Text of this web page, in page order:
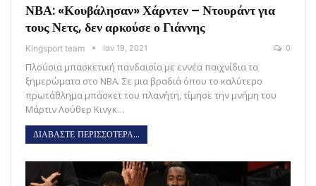
ΝΒΑ: «Κουβάλησαν» Χάρντεν – Ντουράντ για
τους Νετς, δεν αρκούσε ο Γιάννης
Kingsport team Ιαν 19, 2021 0
Πλούσια μπασκετική πανδαισία με εννέα παιχνίδια τα
ξημερώματα στο ΝΒΑ. Σε μια βραδιά όπου το καλύτερο
πρωτάθλημα μπάσκετ του πλανήτη, τίμησε την μνήμη του
Μάρτιν Λούθερ Κινγκ…
ΔΙΑΒΑΣΤΕ ΠΕΡΙΣΣΟΤΕΡΑ...